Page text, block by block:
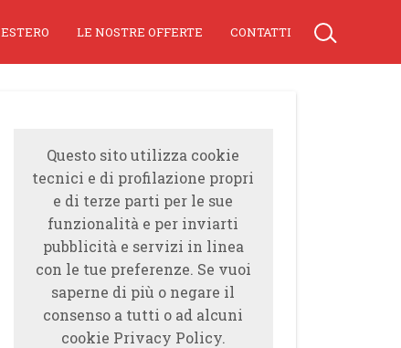
ESTERO LE NOSTRE OFFERTE CONTATTI
Questo sito utilizza cookie
tecnici e di profilazione propri
e di terze parti per le sue
funzionalità e per inviarti
pubblicità e servizi in linea
con le tue preferenze. Se vuoi
saperne di più o negare il
consenso a tutti o ad alcuni
cookie Privacy Policy.